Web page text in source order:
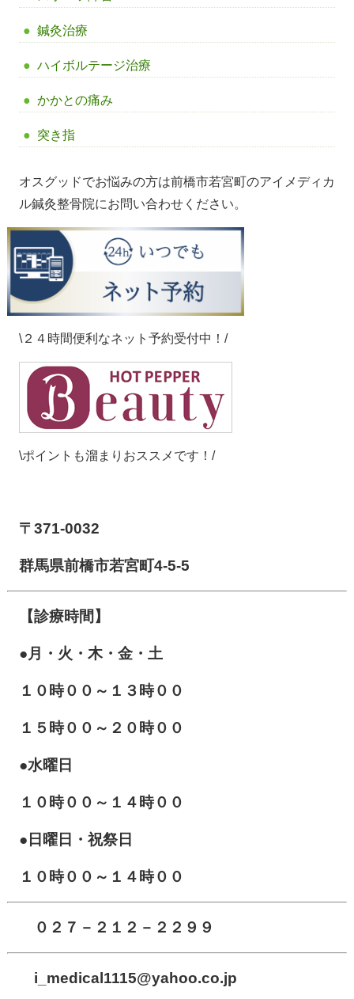
鍼灸治療
ハイボルテージ治療
かかとの痛み
突き指
オスグッドでお悩みの方は前橋市若宮町のアイメディカ
ル鍼灸整骨院にお問い合わせください。
\２４時間便利なネット予約受付中！/
\ポイントも溜まりおススメです！/
〒371-0032
群馬県前橋市若宮町4-5-5
【診療時間】
●月・火・木・金・土
１０時００～１３時００
１５時００～２０時００
●水曜日
１０時００～１４時００
●日曜日・祝祭日
１０時００～１４時００
０２７－２１２－２２９９
i_medical1115@yahoo.co.jp